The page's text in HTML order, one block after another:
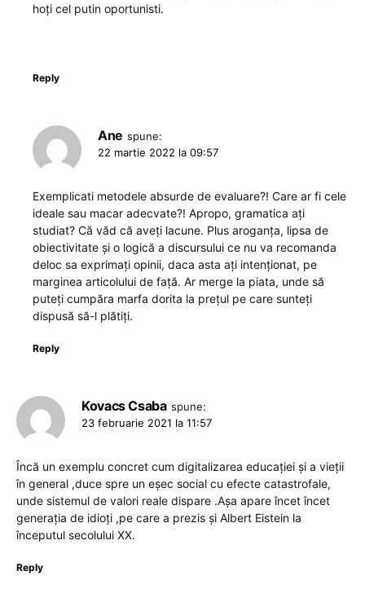
hoți cel putin oportunisti.
Reply
Ane spune:
22 martie 2022 la 09:57
Exemplicati metodele absurde de evaluare?! Care ar fi cele
ideale sau macar adecvate?! Apropo, gramatica ați
studiat? Că văd că aveți lacune. Plus aroganța, lipsa de
obiectivitate și o logică a discursului ce nu va recomanda
deloc sa exprimați opinii, daca asta ați intenționat, pe
marginea articolului de față. Ar merge la piata, unde să
puteți cumpăra marfa dorita la prețul pe care sunteți
dispusă să-l plătiți.
Reply
Kovacs Csaba spune:
23 februarie 2021 la 11:57
Încă un exemplu concret cum digitalizarea educației și a vieții
în general ,duce spre un eșec social cu efecte catastrofale,
unde sistemul de valori reale dispare .Așa apare încet încet
generația de idioți ,pe care a prezis și Albert Eistein la
începutul secolului XX.
Reply